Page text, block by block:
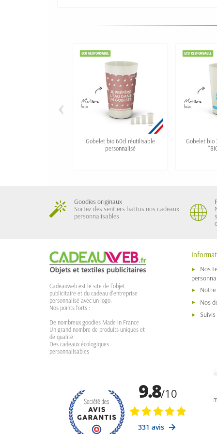
Gobelet bio 60cl réutilisable
personnalisé
Gobelet bio
‹
Goodies originaux
Sortez des sentiers battus nos cadeaux
personnalisables
Cadeauweb est le site de l'objet
publicitaire et du cadeau d'entreprise
personnalisé avec un logo.
Nos points forts :
De nombreux goodies Made in France
Un grand nombre de produits uniques et
de qualité
Des cadeaux écologiques
personnalisables
Nos
Notre
Nos